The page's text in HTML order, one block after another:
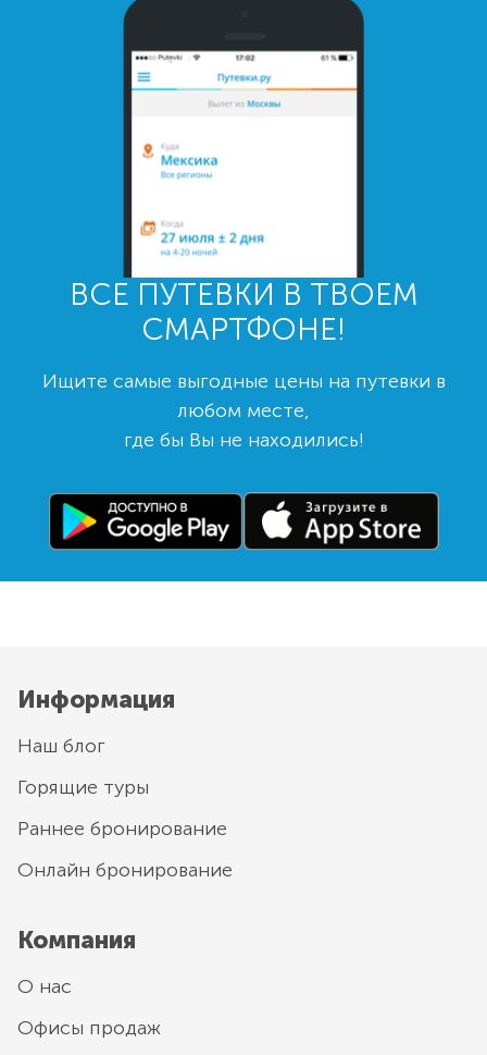
ВСЕ ПУТЕВКИ В ТВОЕМ
СМАРТФОНЕ!
Ищите самые выгодные цены на путевки в
любом месте,
где бы Вы не находились!
Информация
Наш блог
Горящие туры
Раннее бронирование
Онлайн бронирование
Компания
О нас
Офисы продаж